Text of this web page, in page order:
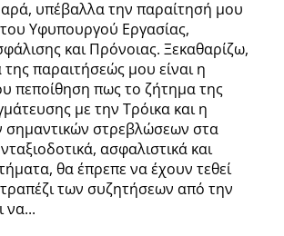
υπέβαλλα την παραίτησή μου
Υφυπουργού Εργασίας,
και Πρόνοιας. Ξεκαθαρίζω,
της παραιτήσεώς μου είναι η
πεποίθηση πως το ζήτημα της
με την Τρόικα και η
σημαντικών στρεβλώσεων στα
ασφαλιστικά και
θα έπρεπε να έχουν τεθεί
των συζητήσεων από την
να...